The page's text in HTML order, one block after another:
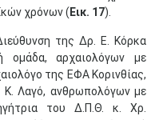
χρόνων ( Εικ. 17).
της Δρ. Ε. Κόρκα
ομάδα, αρχαιολόγων με
της ΕΦΑ Κορινθίας,
Κ. Λαγό, ανθρωπολόγων με
του Δ.Π.Θ. κ. Χρ.